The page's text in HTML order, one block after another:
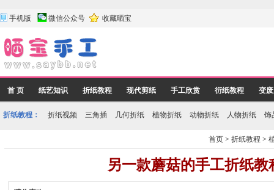
手机版 微信公众号 收藏晒宝
首 页 纸艺知识 折纸教程 现代剪纸 手工欣赏 衍纸教程 变
折纸教程： 折纸视频 三角插 几何折纸 植物折纸 动物折纸 人物折纸 饰
首页 >折纸教程 >
另一款蘑菇的手工折纸教